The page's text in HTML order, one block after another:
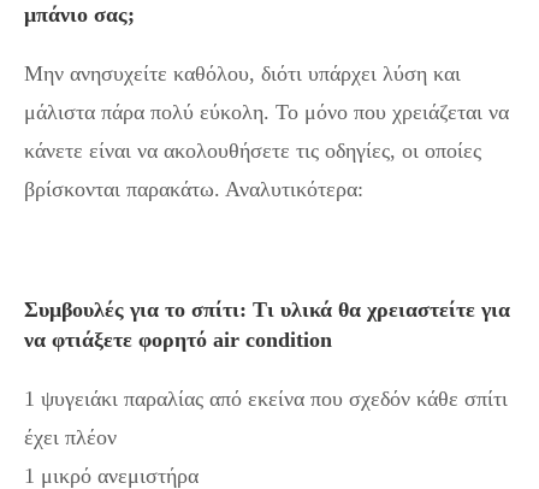
μπάνιο σας;
Μην ανησυχείτε καθόλου, διότι υπάρχει λύση και
μάλιστα πάρα πολύ εύκολη. Το μόνο που χρειάζεται να
κάνετε είναι να ακολουθήσετε τις οδηγίες, οι οποίες
βρίσκονται παρακάτω. Αναλυτικότερα:
Συμβουλές για το σπίτι: Τι υλικά θα χρειαστείτε για
να φτιάξετε φορητό air condition
1 ψυγειάκι παραλίας από εκείνα που σχεδόν κάθε σπίτι
έχει πλέον
1 μικρό ανεμιστήρα